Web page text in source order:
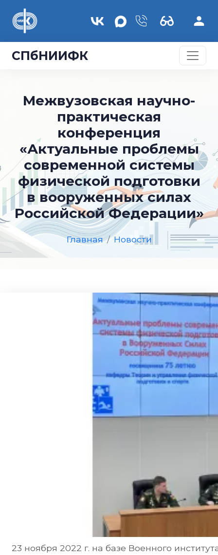
СПбНИИФК
Межвузовская научно-
практическая
конференция
«Актуальные проблемы
современной системы
физической подготовки
в вооруженных силах
Российской Федерации»
Главная Новости
23 ноября 2022 г. на базе Военного